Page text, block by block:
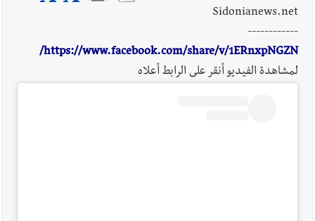
Sidonianews.net
------------
https://www.facebook.com/share/v/1ERnxpNGZN/
لمشاهدة الفيديو أنقر على الرابط أعلاه